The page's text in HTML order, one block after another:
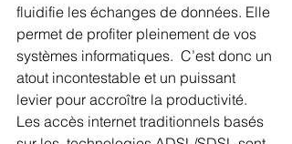
fluidifie les échanges de données. Elle
permet de profiter pleinement de vos
systèmes informatiques.  C’est donc un
atout incontestable et un puissant
levier pour accroître la productivité.
Les accès internet traditionnels basés